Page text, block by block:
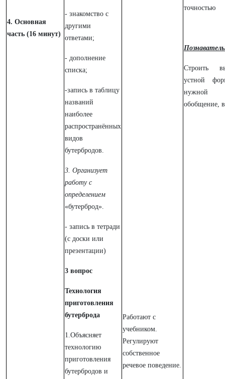
4. Основная
часть (16 минут)
- знакомство с
другими
ответами;
- дополнение
списка;
-запись в таблицу
названий
наиболее
распространённых
видов
бутербродов.
3. Организует
работу с
определением
«бутерброд».
- запись в тетради
(с доски или
презентации)
3 вопрос
Технология
приготовления
бутерброда
1.Объясняет
технологию
приготовления
бутербродов и
Работают с
учебником.
Регулируют
собственное
речевое поведение.
точностью
Строить
устной
нужной
обобщение,